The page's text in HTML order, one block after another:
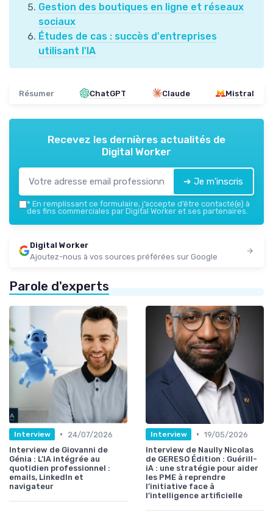
Gestion des boutiques en ligne et réseaux
sociaux
Études de cas : succès d'entreprises
utilisant l'IA
Résumer ChatGPT Claude Mistral
Recevez les dernières actualités de
Digital Worker
➔ Je m'inscris
* En remplissant ce formulaire, j’accepte d’être contacté(e) à
des fins commerciales par Digital Worker et ses partenaires.
Digital Worker
Ajoutez-nous à vos sources préférées sur Google
Parole d'experts
Interview •
24/07/2026
Interview de Giovanni de
Génia : L’IA intégrée au
quotidien professionnel :
emails, LinkedIn et
navigateur
Interview • 19/05/2026
Interview de Naully Nicolas
de GERESO Édition : Guérill-
iA : une stratégie pour aider
les PME à reprendre
l’initiative face à
l’intelligence artificielle